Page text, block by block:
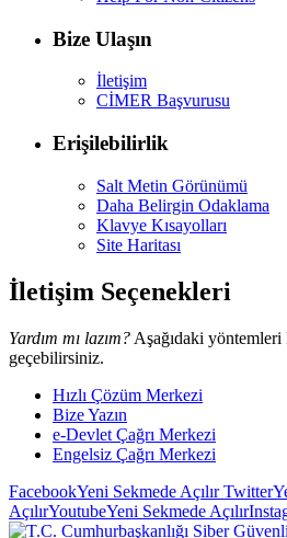
Bize Ulaşın
İletişim
CİMER Başvurusu
Erişilebilirlik
Salt Metin Görünümü
Daha Belirgin Odaklama
Klavye Kısayolları
Site Haritası
İletişim Seçenekleri
Yardım mı lazım? Aşağıdaki
geçebilirsiniz.
Hızlı Çözüm Merkezi
Bize Yazın
e-Devlet Çağrı Merkezi
Engelsiz Çağrı Merkezi
FacebookYeni Sekmede AçılırTwitter
AçılırYoutubeYeni Sekmede Açılır